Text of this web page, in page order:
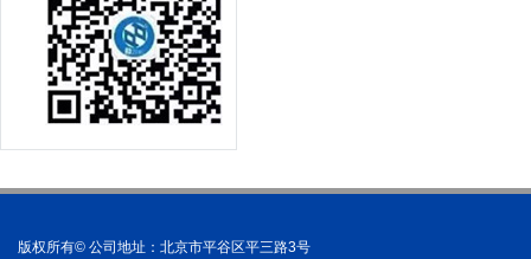
版权所有© 公司地址：北京市平谷区平三路3号